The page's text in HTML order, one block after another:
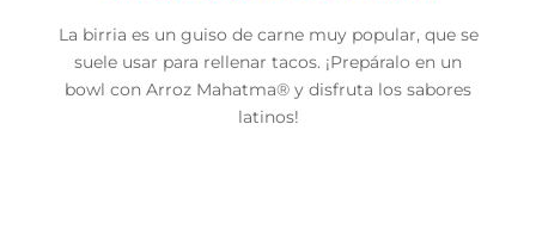
La birria es un guiso de carne muy popular, que se
suele usar para rellenar tacos. ¡Prepáralo en un
bowl con Arroz Mahatma® y disfruta los sabores
latinos!